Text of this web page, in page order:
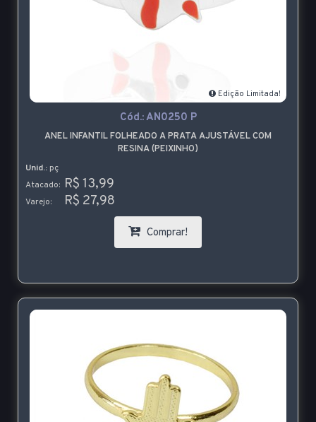
Edição Limitada!
Cód.:AN0250 P
ANEL INFANTIL FOLHEADO A PRATA AJUSTÁVEL COM
RESINA (PEIXINHO)
Unid.: pç
Atacado: R$ 13,99
Varejo: R$ 27,98
Comprar!